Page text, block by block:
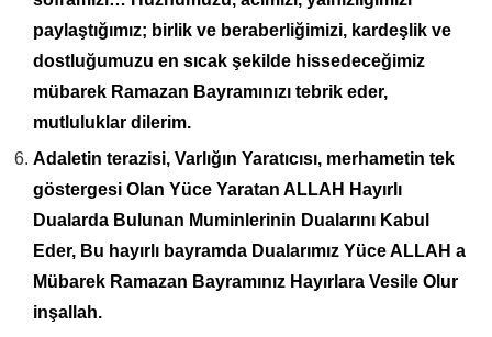
paylaştığımız; birlik ve beraberliğimizi, kardeşlik ve
dostluğumuzu en sıcak şekilde hissedeceğimiz
mübarek Ramazan Bayramınızı tebrik eder,
mutluluklar dilerim.
Adaletin terazisi, Varlığın Yaratıcısı, merhametin tek
göstergesi Olan Yüce Yaratan ALLAH Hayırlı
Dualarda Bulunan Muminlerinin Dualarını Kabul
Eder, Bu hayırlı bayramda Dualarımız Yüce ALLAH a
Mübarek Ramazan Bayramınız Hayırlara Vesile Olur
inşallah.